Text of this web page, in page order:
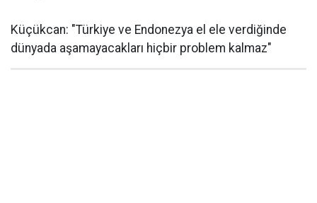
Küçükcan: "Türkiye ve Endonezya el ele verdiğinde
dünyada aşamayacakları hiçbir problem kalmaz"